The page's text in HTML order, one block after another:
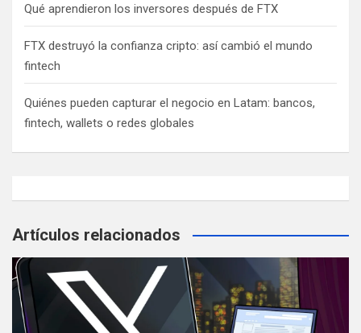
Qué aprendieron los inversores después de FTX
FTX destruyó la confianza cripto: así cambió el mundo
fintech
Quiénes pueden capturar el negocio en Latam: bancos,
fintech, wallets o redes globales
Artículos relacionados